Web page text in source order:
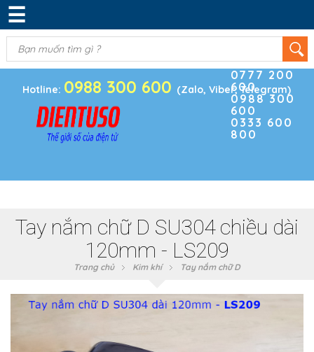
DANH MỤC SẢN PHẨM
KIM KHÍ
ĐIỆN TRỞ & TỤ ĐIỆN
BOARD PHÁT TRIỂN
MODULE CẢM BIẾN
LINH KIỆN KHÁC
☰
Hotline: 0988 300 600 (Zalo, Viber, Telegram)
Điện thoại
0777 200
600
0988 300
600
0333 600
800
(0)
Tay nắm chữ D SU304 chiều dài
120mm - LS209
Trang chủ Kim khí Tay nắm chữ D